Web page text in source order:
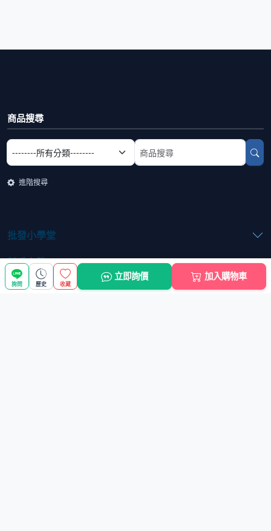
詢問 歷史 收藏
立即詢價 加入購物車
商品搜尋
選擇商品分類
搜尋商品關鍵字
進階搜尋
批發小學堂
新手上路
快速連結